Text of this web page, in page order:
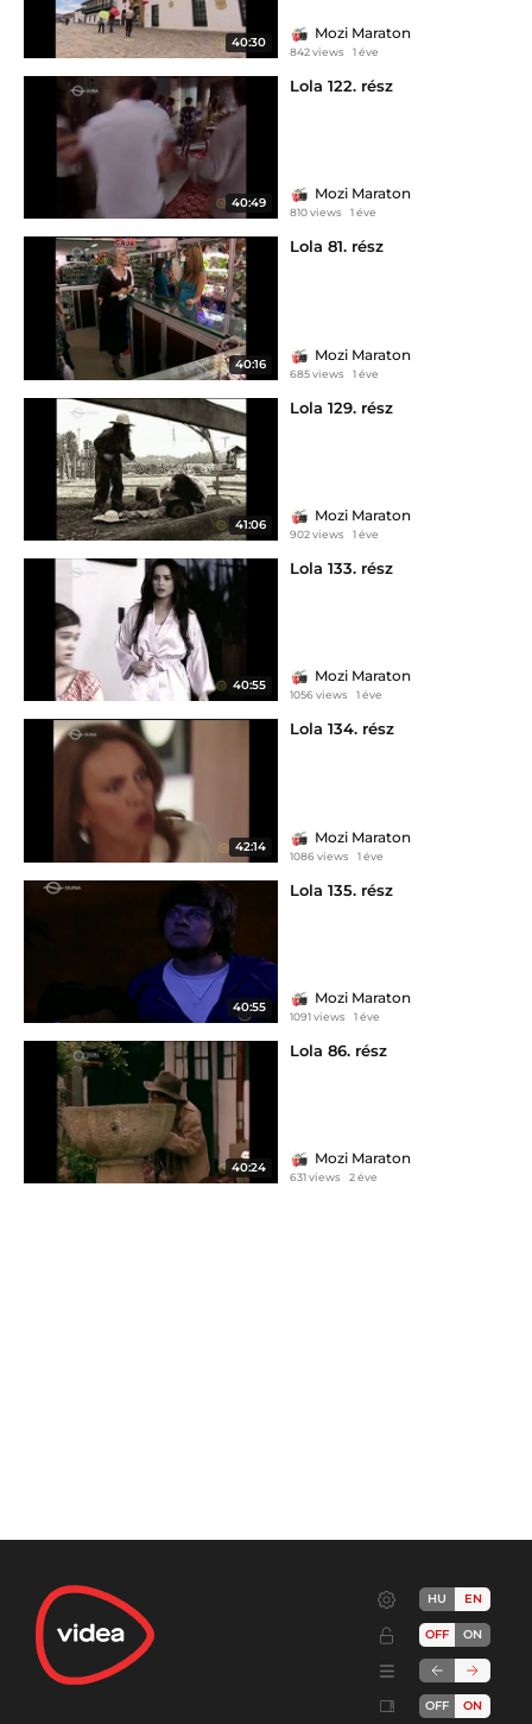
40:30
Mozi Maraton
842 views 1 éve
40:49
Lola 122. rész
Mozi Maraton
810 views 1 éve
40:16
Lola 81. rész
Mozi Maraton
685 views 1 éve
41:06
Lola 129. rész
Mozi Maraton
902 views 1 éve
40:55
Lola 133. rész
Mozi Maraton
1056 views 1 éve
42:14
Lola 134. rész
Mozi Maraton
1086 views 1 éve
40:55
Lola 135. rész
Mozi Maraton
1091 views 1 éve
40:24
Lola 86. rész
Mozi Maraton
631 views 2 éve
HU EN
OFF ON
OFF ON